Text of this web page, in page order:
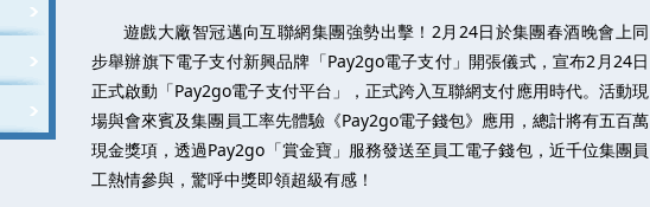
遊戲大廠智冠邁向互聯網集團強勢出擊！2月24日於集團春酒晚會上同
步舉辦旗下電子支付新興品牌「Pay2go電子支付」開張儀式，宣布2月24日
正式啟動「Pay2go電子支付平台」，正式跨入互聯網支付應用時代。活動現
場與會來賓及集團員工率先體驗《Pay2go電子錢包》應用，總計將有五百萬
現金獎項，透過Pay2go「賞金寶」服務發送至員工電子錢包，近千位集團員
工熱情參與，驚呼中獎即領超級有感！